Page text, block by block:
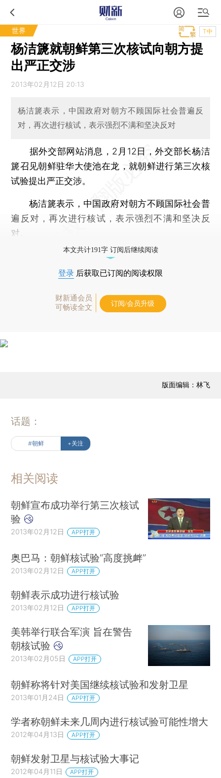
世界 T中
杨洁篪就朝鲜第三次核试向朝方提
出严正交涉
2013年02月12日 20:13
杨洁篪表示，中国政府对朝方不顾国际社会普遍反
对，再次进行核试，表示强烈不满和坚决反对
据外交部网站消息，2月12日，外交部长杨洁
篪召见朝鲜驻华大使池在龙，就朝鲜进行第三次核
试验提出严正交涉。
杨洁篪表示，中国政府对朝方不顾国际社会普
遍反对，再次进行核试，表示强烈不满和坚决反
对。
本文共计191字 订阅后继续阅读
登录 后获取已订阅的阅读权限
财新通会员
可畅读全文
订阅/会员升级
版面编辑：林飞
话题：
#朝鲜 +关注
相关阅读
朝鲜宣布成功举行第三次核试
验
2013年02月12日 APP打开
奥巴马：朝鲜核试验“高度挑衅”
2013年02月12日 APP打开
朝鲜表示成功进行核试验
2013年02月12日 APP打开
美韩举行联合军演 旨在警告
朝核试验
2013年02月05日 APP打开
朝鲜称将针对美国继续核试验和发射卫星
2013年01月24日 APP打开
学者称朝鲜未来几周内进行核试验可能性增大
2012年04月13日 APP打开
朝鲜发射卫星与核试验大事记
2012年04月11日 APP打开